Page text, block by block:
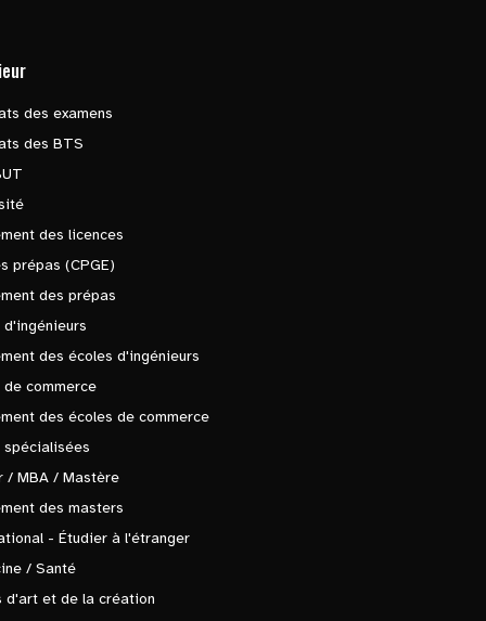
des examens
des BTS
des licences
prépas (CPGE)
des prépas
d'ingénieurs
des écoles d'ingénieurs
de commerce
des écoles de commerce
spécialisées
/ MBA / Mastère
des masters
- Étudier à l'étranger
/ Santé
d'art et de la création